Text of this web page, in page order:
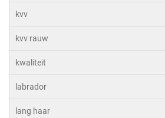
kvv
kvv rauw
kwaliteit
labrador
lang haar